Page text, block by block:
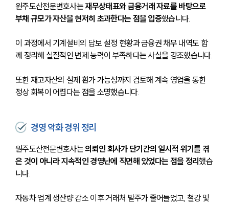
원주도산전문변호사는 재무상태표와 금융거래 자료를 바탕으로
부채 규모가 자산을 현저히 초과한다는 점을 입증했습니다.
이 과정에서 기계설비의 담보 설정 현황과 금융권 채무 내역도 함
께 정리해 실질적인 변제 능력이 부족하다는 사실을 강조했습니다.
또한 재고자산의 실제 환가 가능성까지 검토해 계속 영업을 통한
정상 회복이 어렵다는 점을 소명했습니다.
경영 악화 경위 정리
원주도산전문변호사는 의뢰인 회사가 단기간의 일시적 위기를 겪
은 것이 아니라 지속적인 경영난에 직면해 있었다는 점을 정리했습
니다.
자동차 업계 생산량 감소 이후 거래처 발주가 줄어들었고, 철강 및